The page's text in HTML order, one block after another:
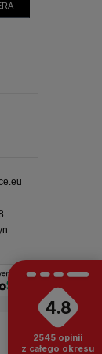
4.8
2545 opinii
z całego okresu